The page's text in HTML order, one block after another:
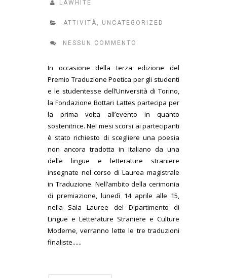
LAWHITE
ATTIVITÀ , UNCATEGORIZED
NESSUN COMMENTO
In occasione della terza edizione del
Premio Traduzione Poetica per gli studenti
e le studentesse dell’Università di Torino,
la Fondazione Bottari Lattes partecipa per
la prima volta all’evento in quanto
sostenitrice. Nei mesi scorsi ai partecipanti
è stato richiesto di scegliere una poesia
non ancora tradotta in italiano da una
delle lingue e letterature straniere
insegnate nel corso di Laurea magistrale
in Traduzione. Nell’ambito della cerimonia
di premiazione, lunedì 14 aprile alle 15,
nella Sala Lauree del Dipartimento di
Lingue e Letterature Straniere e Culture
Moderne, verranno lette le tre traduzioni
finaliste......